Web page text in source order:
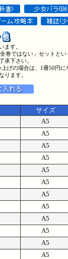
ます。
巻ではない」セットとい
承下さい。
げの場合は、1冊50円に
ります。
サイズ
A5
A5
A5
A5
A5
A5
A5
A5
A5
A5
A5
A5